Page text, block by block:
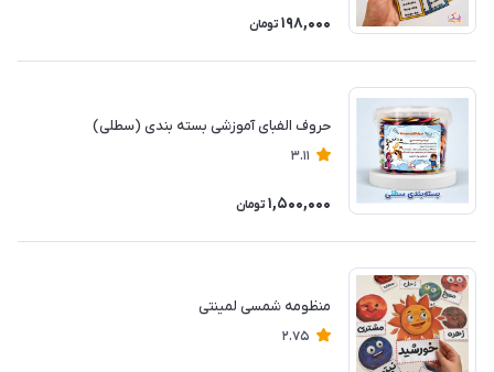
198,000 تومان
حروف الفبای آموزشی بسته بندی (سطلی)
3.11
1,500,000 تومان
منظومه شمسی لمینتی
2.75